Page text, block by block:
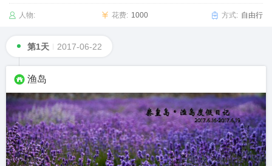
人物: 花费: 1000 方式: 自由行
第1天 2017-06-22
渔岛